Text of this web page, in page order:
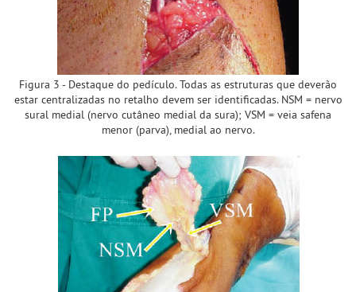
Figura 3 - Destaque do pedículo. Todas as estruturas que deverão
estar centralizadas no retalho devem ser identificadas. NSM = nervo
sural medial (nervo cutâneo medial da sura); VSM = veia safena
menor (parva), medial ao nervo.